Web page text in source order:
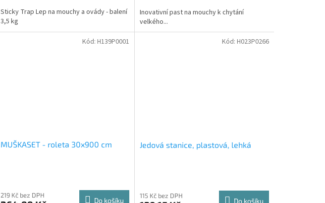
Sticky Trap Lep na mouchy a ovády - balení
3,5 kg
Inovativní past na mouchy k chytání
velkého...
MUŠKASET - roleta 30x900 cm
219 Kč bez DPH
Do košíku
Kód: H139P0001
Jedová stanice, plastová, lehká
115 Kč bez DPH
Do košíku
Kód: H023P0266